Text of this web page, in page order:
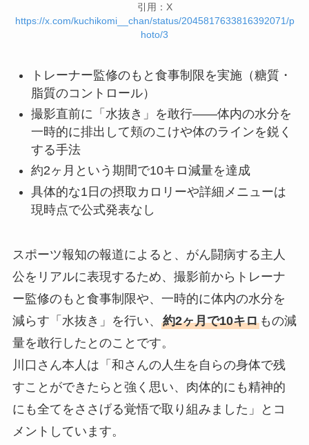
引用：X
https://x.com/kuchikomi__chan/status/2045817633816392071/p
hoto/3
トレーナー監修のもと食事制限を実施（糖質・
脂質のコントロール）
撮影直前に「水抜き」を敢行——体内の水分を
一時的に排出して頬のこけや体のラインを鋭く
する手法
約2ヶ月という期間で10キロ減量を達成
具体的な1日の摂取カロリーや詳細メニューは
現時点で公式発表なし
スポーツ報知の報道によると、がん闘病する主人
公をリアルに表現するため、撮影前からトレーナ
ー監修のもと食事制限や、一時的に体内の水分を
減らす「水抜き」を行い、 約2ヶ月で10キロもの減
量を敢行したとのことです。
川口さん本人は「和さんの人生を自らの身体で残
すことができたらと強く思い、肉体的にも精神的
にも全てをささげる覚悟で取り組みました」とコ
メントしています。